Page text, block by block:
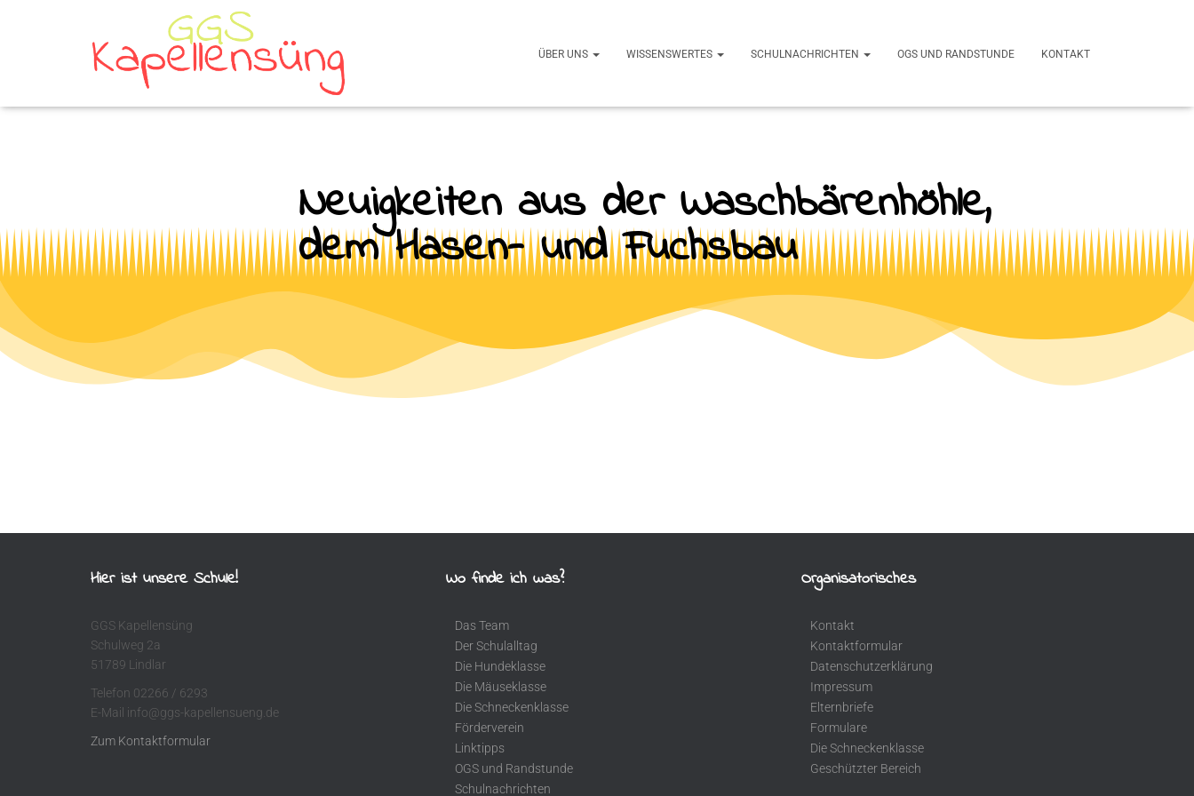
ÜBER UNS WISSENSWERTES SCHULNACHRICHTEN OGS UND RANDSTUNDE KONTAKT
Neuigkeiten aus der Waschbärenhöhle,
dem Hasen- und Fuchsbau
Hier ist unsere Schule!
GGS Kapellensüng
Schulweg 2a
51789 Lindlar
Telefon 02266 / 6293
E-Mail info@ggs-kapellensueng.de
Zum Kontaktformular
Wo finde ich was?
Das Team
Der Schulalltag
Die Hundeklasse
Die Mäuseklasse
Die Schneckenklasse
Förderverein
Linktipps
OGS und Randstunde
Schulnachrichten
Organisatorisches
Kontakt
Kontaktformular
Datenschutzerklärung
Impressum
Elternbriefe
Formulare
Die Schneckenklasse
Geschützter Bereich